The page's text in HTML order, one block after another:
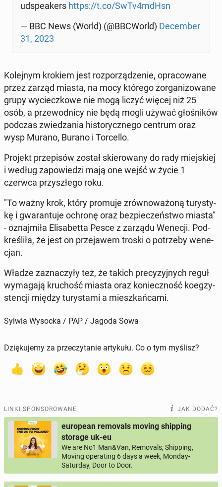
ud­spe­akers https://t.co/SwTv4mdHsn
— BBC News (World) (@BBCWorld) De­cem­ber
31, 2023
Ko­lej­nym krokiem jest roz­po­rzą­dze­nie, opra­co­wa­ne
przez zarząd miasta, na mocy którego zor­ga­ni­zo­wa­ne
grupy wy­ciecz­ko­we nie mogą liczyć więcej niż 25
osób, a prze­wod­ni­cy nie będą mogli używać gło­śni­ków
podczas zwie­dza­nia hi­sto­rycz­ne­go centrum oraz
wysp Murano, Burano i Tor­cel­lo.
Projekt prze­pi­sów został skie­ro­wa­ny do rady miej­skiej
i według za­po­wie­dzi mają one wejść w życie 1
czerwca przy­szłe­go roku.
"To ważny krok, który promuje zrów­no­wa­żo­ną tu­ry­sty­
kę i gwa­ran­tu­je ochronę oraz bez­pie­czeń­stwo miasta"
- oznaj­mi­ła Eli­sa­bet­ta Pesce z zarządu Wenecji. Pod­
kre­śli­ła, że jest on prze­ja­wem troski o po­trze­by we­ne­
cjan.
Władze za­zna­czy­ły też, że takich pre­cy­zyj­nych reguł
wy­ma­ga­ją kru­chość miasta oraz ko­niecz­ność ko­eg­zy­
sten­cji między tu­ry­sta­mi a miesz­kań­ca­mi.
Sylwia Wysocka / PAP / Jagoda Sowa
Dziękujemy za przeczytanie artykułu. Co o tym myślisz?
LINKI SPONSOROWANE JAK DODAĆ?
european removals moving shipping
storage uk-eu
We are No1 Man&Van, Removals, Shipping,
Moving operating 6 days a week, Monday-
Saturday, Door to Door.